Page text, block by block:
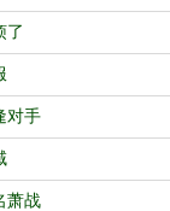
了
对手
萧战